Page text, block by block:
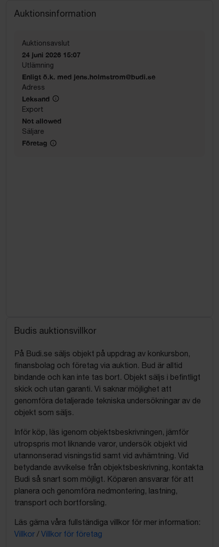
Auktionsinformation
Auktionsavslut
24 juni 2026 15:07
Utlämning
Enligt ö.k. med jens.holmstrom@budi.se
Adress
Leksand
Export
Not allowed
Säljare
Företag
Budis auktionsvillkor
På Budi.se säljs objekt på uppdrag av konkursbon,
finansbolag och företag via auktion. Bud är alltid
bindande och kan inte tas bort. Objekt säljs i befintligt
skick och utan garanti. Vi saknar möjlighet att
genomföra detaljerade tekniska undersökningar av de
objekt som säljs.
Inför köp, läs igenom objektsbeskrivningen, jämför
utropspris mot liknande varor, undersök objekt vid
utannonserad visningstid samt vid avhämtning. Vid
betydande avvikelse från objektsbeskrivning, kontakta
Budi så snart som möjligt. Köparen ansvarar för att
planera och genomföra nedmontering, lastning,
transport och bortforsling.
Läs gärna våra fullständiga villkor för mer information:
Villkor / Villkor för företag